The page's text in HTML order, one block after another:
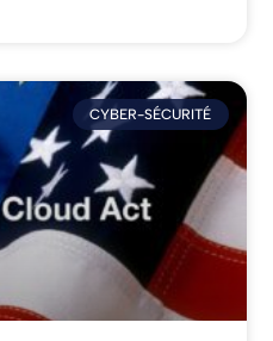
CYBER-SÉCURITÉ